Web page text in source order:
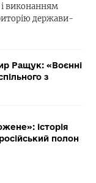
і виконанням
держави-
Ращук: «Воєнні
з
історія
полон